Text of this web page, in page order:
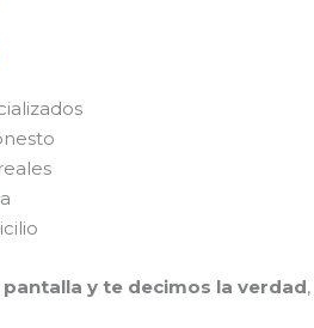
y te decimos la verdad